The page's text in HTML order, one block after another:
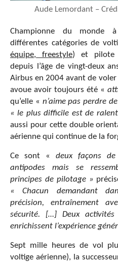
Aude Lemordant –
Championne du monde
différentes catégories de
équipe, freestyle) et pilote
depuis l’âge de vingt-deux
Airbus en 2004 avant de
avoue avoir toujours été «
qu’elle « n’aime pas perdre
« le plus difficile est de
aussi pour cette double
aérienne qui continue de la
Ce sont « deux façons
antipodes mais se
principes de pilotage »
« Chacun demandant
précision, entraînement
sécurité. […] Deux
enrichissent l’expérience
Sept mille heures de vol
voltige aérienne), la